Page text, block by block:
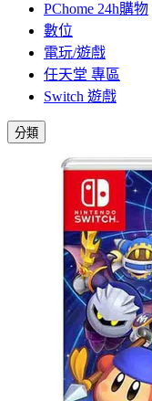
PChome 24h購物
數位
電玩/遊戲
任天堂 專區
Switch 遊戲
分類